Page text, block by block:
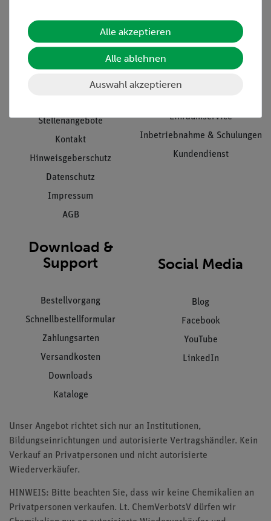
Informationen
Projekte und Lösungen
Stellenangebote
Kontakt
Hinweisgeberschutz
Datenschutz
Impressum
AGB
Service
Übersicht Service
Beratung & Showroom
Einräumservice
Inbetriebnahme & Schulungen
Kundendienst
Download &
Support
Bestellvorgang
Schnellbestellformular
Zahlungsarten
Versandkosten
Downloads
Kataloge
Social Media
Blog
Facebook
YouTube
LinkedIn
Unser Angebot richtet sich nur an Institutionen,
Bildungseinrichtungen und autorisierte Vertragshändler. Kein
Verkauf an Privatpersonen und nicht autorisierte
Wiederverkäufer.
HINWEIS: Bitte beachten Sie, dass wir keine Chemikalien an
Privatpersonen verkaufen. Lt. ChemVerbotsV dürfen wir
Alle akzeptieren
Alle ablehnen
Auswahl akzeptieren